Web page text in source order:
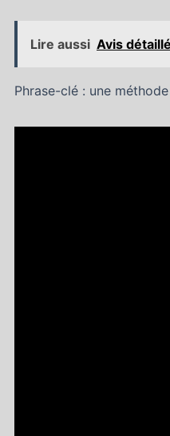
Lire aussi Avis
Phrase-clé : une